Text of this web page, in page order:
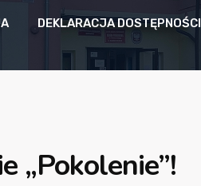
DEKLARACJA DOSTĘPNOŚCI
„Pokolenie”!